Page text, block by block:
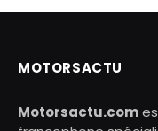
MOTORSACTU
Motorsactu.com